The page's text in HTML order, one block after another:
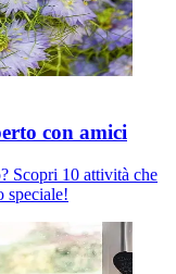
con amici
Scopri 10 attività che
speciale!